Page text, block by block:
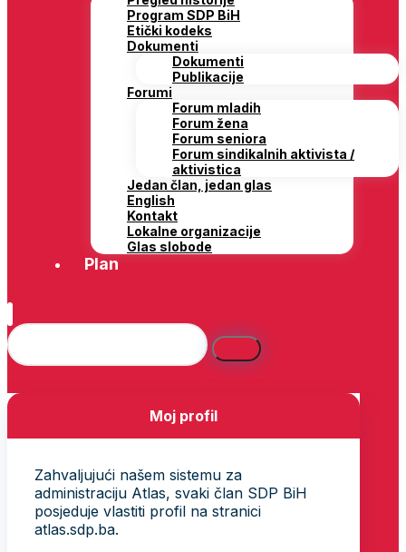
Program SDP BiH
Etički kodeks
Dokumenti
Dokumenti
Publikacije
Forumi
Forum mladih
Forum žena
Forum seniora
Forum sindikalnih aktivista /
aktivistica
Jedan član, jedan glas
English
Kontakt
Lokalne organizacije
Glas slobode
Plan
Moj profil
Zahvaljujući našem sistemu za
administraciju Atlas, svaki član SDP BiH
posjeduje vlastiti profil na stranici
atlas.sdp.ba.